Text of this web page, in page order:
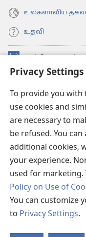
Privacy Settings
To provide you with
use cookies and
are necessary to
be refused. You
additional cookies,
your experience.
used for marketing.
Policy on Use of
You can customize
to Privacy Settings.
உலகளாவிய
உதவி
நன்கொடைகள்
new
(opens
JW Hub®
window)JW லைப்ரரி
உவாட்ச்டவர்
Copyright© 2026 Watch